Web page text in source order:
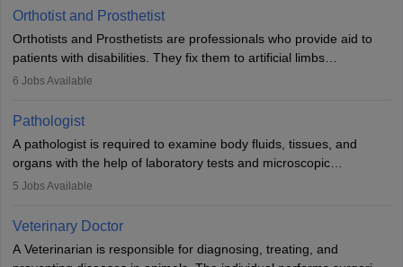
Orthotist and Prosthetist
Orthotists and Prosthetists are professionals who provide aid to
patients with disabilities. They fix them to artificial limbs
(prosthetics) and help them to regain stability. There are times
occasions, they are born without a limb or orthopaedic
impairment. Orthotists and prosthetists play a crucial role in their
lives with fixing them to assistive devices and provide mobility.
6 Jobs Available
Pathologist
A pathologist is required to examine body fluids, tissues, and
organs with the help of laboratory tests and microscopic
examinations. Pathologists often work in hospitals and diagnostic
Due to the increased demand for diagnostic services, pathology
offers good career opportunities in clinical practices, research and
academics.
5 Jobs Available
Veterinary Doctor
A Veterinarian is responsible for diagnosing, treating, and